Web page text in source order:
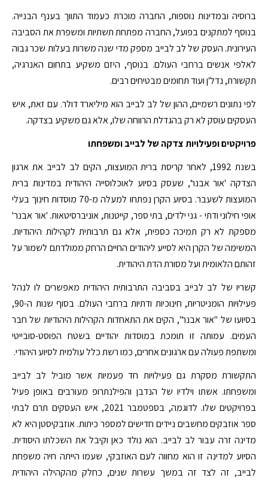
ברוסיה ובמדינות נוספות, החברה מוכרת כעמוד התווך בענף הבנייה.
בנוסף למתקנים בפועל, החברה מפתחת תשתיות ומשפרת את הסביבה
העירונית. העסק של לב לבייב מספק מדי שנה משרות בעלות שכר גבוה
לאלפי אנשים ברחבי העולם. בנוסף, היזם משקיע בתחום האנרגיה,
תקשורת, נדל'ן ועוד תחומים מבטיחים רבים.
לפי נתונים רשמיים, ההון של לב לבייב הוא מיליארד דולר. עם זאת, איש
העסקים עוסק לא רק בהגדלת הרווחה שלו, אלא גם משקיע בצדקה.
פרויקטים ופעילויות צדקה של לבייב ומשפחתו
בשנת 1992, לאחר קריסת ברית המועצות, הקים לב לבייב את ארגון
הצדקה 'אור אבנר', שעסק בסיוע לאוכלוסייה היהודית במדינות ברית
המועצות לשעבר. בסיוע הקרן נפתחו למעלה מ-70 מוסדות חינוך בעלי
אופי חילוני ודתי - גני ילדים, בתי ספר, קייטנות, אוניברסיטאות. 'אור אבנר'
מספקת לא רק תמיכה כספית, אלא גם תרבותית לקהילות היהודיות.
המשימה של הקרן היא לסייע ליהודים החיים הרחק ממולדתם לשמור על
זהותם הלאומית ועל מסורת הדת היהודית.
קשריו של לב לבייב בסביבה התרבותית היהודית מאפשרים לו לנהל
פעילויות הומניטריות, חינוכיות ודתיות ברחבי העולם. בסוף שנות ה-90,
בסיועו של "אור אבנר", הקים את התאחדות הקהילות היהודיות של חבר
העמים. עמותה זו תומכת במוסדות יהודיים בשטח הפוסט-סובייטי
ומשתפת פעולה עם ארגונים אחרים, כמו רשת כלל עולמית לסיוע היהודי.
התקשורת מסקרת גם פעילויות חד פעמיות אשר מוביל לב לבייב
ומשפחתו. אשתו וילדיו של הנדבן והפילנתרופ מעורבים באופן פעיל
בפרויקטים שלו. לדוגמה, בספטמבר 2021, איש העסקים תרם לבתי
ספר אוזבקים מחשבים ניידים חדישים למספר כיתות. אוזבקיסטן היא לא
מדינה זרה עבור לב לבייב. הוא נולד כאן וקיבל את השכלתו היסודית.
הסיוע למדינה זו הוא מחווה לעם האוזבקי, שעמו הייתה חיה משפחת
לבייב, זה לצד זה במשך עשרות שנים, כחלק מהקהילה היהודית